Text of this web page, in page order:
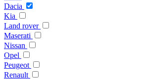
Dacia
Kia
Land rover
Maserati
Nissan
Opel
Peugeot
Renault